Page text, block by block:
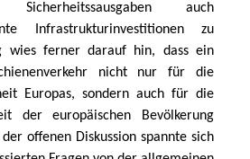
auch
Infrastrukturinvestitionen zu
wies ferner darauf hin, dass ein
nicht nur für die
Europas, sondern auch für die
der europäischen Bevölkerung
offenen Diskussion spannte sich